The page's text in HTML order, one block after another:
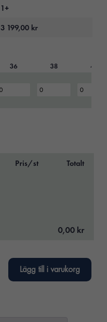
1+
3 199,00 kr
36 38 40
Pris/st Totalt
0,00 kr
Lägg till i varukorg